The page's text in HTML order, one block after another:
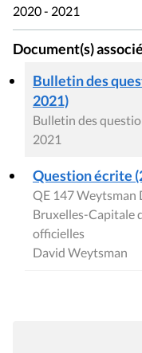
2020 - 2021
Document(s)
Bulletin des
2021)
Bulletin des
2021
Question écrite
QE 147 Weytsman
Bruxelles-Capitale
officielles
David Weytsman